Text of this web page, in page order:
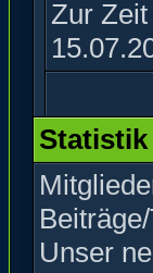
Zur
Statistik
Unser